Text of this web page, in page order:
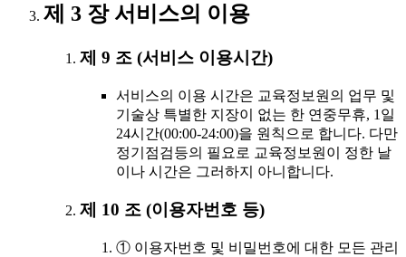
제 3 장 서비스의 이용
제 9 조 (서비스 이용시간)
서비스의 이용 시간은 교육정보원의 업무 및
기술상 특별한 지장이 없는 한 연중무휴, 1일
24시간(00:00-24:00)을 원칙으로 합니다. 다만
정기점검등의 필요로 교육정보원이 정한 날
이나 시간은 그러하지 아니합니다.
제 10 조 (이용자번호 등)
① 이용자번호 및 비밀번호에 대한 모든 관리